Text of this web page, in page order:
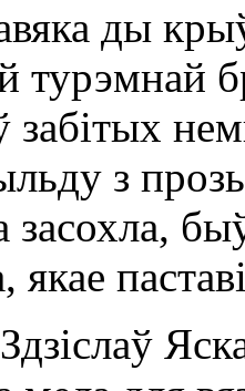
ды
турэмнай
забітых
з
засохла,
якае